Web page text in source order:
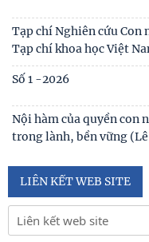
Số 1(01) 2025
Tạp chí khoa học Việt
Nội hàm của quyền con
trong lành, bền vững